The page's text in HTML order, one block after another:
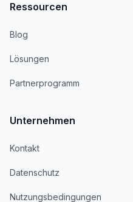
Ressourcen
Blog
Lösungen
Partnerprogramm
Unternehmen
Kontakt
Datenschutz
Nutzungsbedingungen